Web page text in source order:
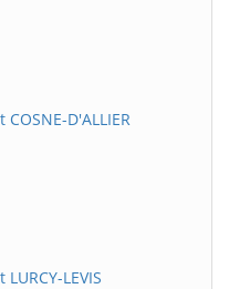
D'ALLIER
LEVIS